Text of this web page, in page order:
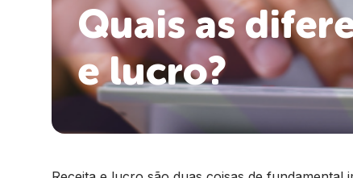
Quais as
e lucro?